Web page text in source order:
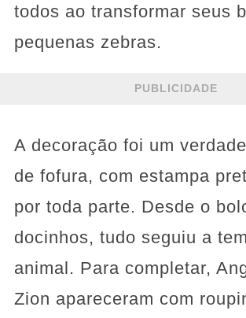
todos ao transformar seus
pequenas zebras.
PUBLICIDADE
A decoração foi um
de fofura, com estampa
por toda parte. Desde o
docinhos, tudo seguiu a
animal. Para completar,
Zion apareceram com